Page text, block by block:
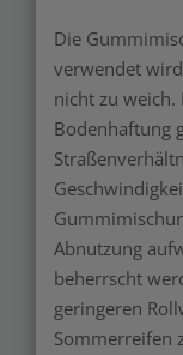
Die
verwendet
nicht zu
Bodenhaftung
Abnutzung
beherrscht
geringeren
Sommerreifen